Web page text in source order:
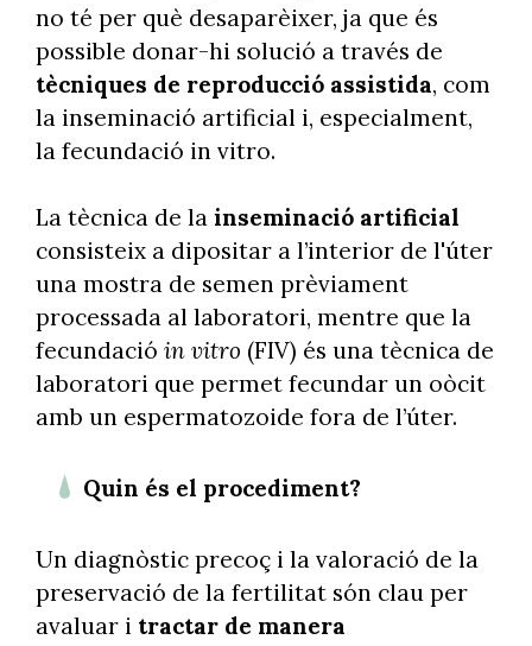
no té per què desaparèixer, ja que és
possible donar-hi solució a través de
tècniques de reproducció assistida, com
la inseminació artificial i, especialment,
la fecundació in vitro.
La tècnica de lainseminació artificial
consisteix a dipositar a l’interior de l'úter
una mostra de semen prèviament
processada al laboratori, mentre que la
fecundacióin vitro (FIV) és una tècnica de
laboratori que permet fecundar un oòcit
amb un espermatozoide fora de l’úter.
Quin és el procediment?
Un diagnòstic precoç i la valoració de la
preservació de la fertilitat són clau per
avaluar i tractar de manera